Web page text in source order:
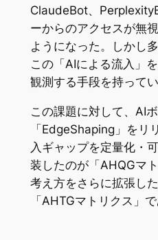
ClaudeBot、
ーからのアクセスが無
ようになった。しかし
この「AIによる流入」
観測する手段を持ってい
この課題に対して、AI
「EdgeShaping」をリ
入ギャップを定量化・
装したのが「AHQGマ
考え方をさらに拡張し
「AHTGマトリクス」で